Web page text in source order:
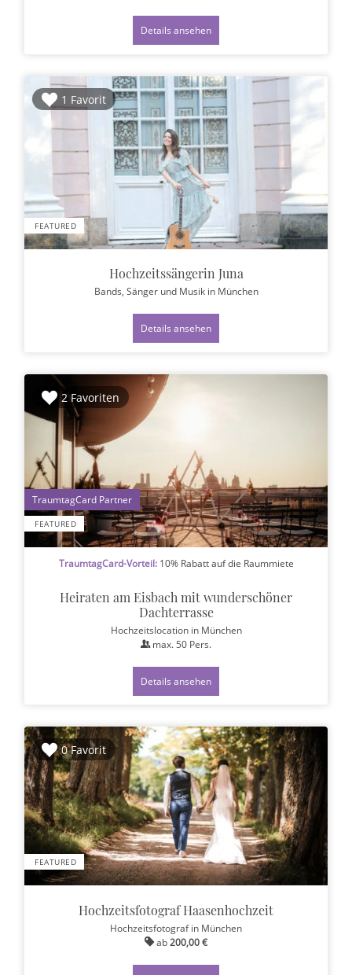
Details ansehen
1 Favorit
FEATURED
Hochzeitssängerin Juna
Bands, Sänger und Musik in München
Details ansehen
2 Favoriten
FEATURED
1
TraumtagCard-Vorteil:10% Rabatt auf die Raummiete
Heiraten am Eisbach mit wunderschöner
Dachterrasse
Hochzeitslocation in München
max. 50 Pers.
Details ansehen
0 Favorit
FEATURED
Hochzeitsfotograf Haasenhochzeit
Hochzeitsfotografin München
ab200,00 €